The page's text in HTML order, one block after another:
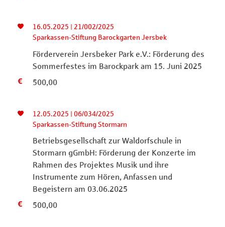
16.05.2025 | 21/002/2025
Sparkassen-Stiftung Barockgarten Jersbek
Förderverein Jersbeker Park e.V.: Förderung des
Sommerfestes im Barockpark am 15. Juni 2025
500,00
12.05.2025 | 06/034/2025
Sparkassen-Stiftung Stormarn
Betriebsgesellschaft zur Waldorfschule in
Stormarn gGmbH: Förderung der Konzerte im
Rahmen des Projektes Musik und ihre
Instrumente zum Hören, Anfassen und
Begeistern am 03.06.2025
500,00